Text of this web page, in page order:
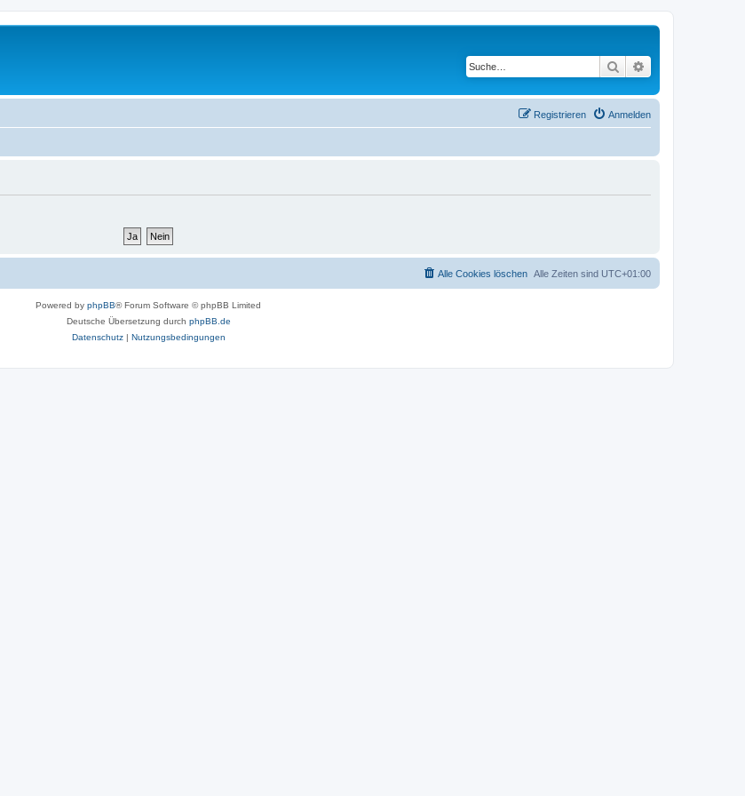
Suche
Anmelden
Registrieren
Alle Zeiten sind UTC+01:00
Alle Cookies löschen
Powered by phpBB® Forum Software © phpBB Limited
Deutsche Übersetzung durch phpBB.de
Datenschutz| Nutzungsbedingungen